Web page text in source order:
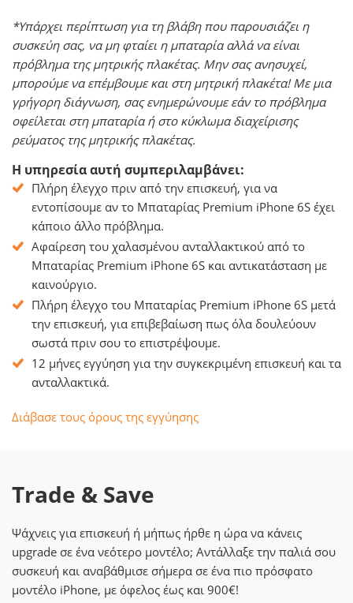
*Υπάρχει περίπτωση για τη βλάβη που παρουσιάζει η
συσκεύη σας, να μη φταίει η μπαταρία αλλά να είναι
πρόβλημα της μητρικής πλακέτας. Μην σας ανησυχεί,
μπορούμε να επέμβουμε και στη μητρική πλακέτα! Με μια
γρήγορη διάγνωση, σας ενημερώνουμε εάν το πρόβλημα
οφείλεται στη μπαταρία ή στο κύκλωμα διαχείρισης
ρεύματος της μητρικής πλακέτας.
Η υπηρεσία αυτή συμπεριλαμβάνει:
Πλήρη έλεγχο πριν από την επισκευή, για να
εντοπίσουμε αν το Μπαταρίας Premium iPhone 6S έχει
κάποιο άλλο πρόβλημα.
Αφαίρεση του χαλασμένου ανταλλακτικού από το
Μπαταρίας Premium iPhone 6S και αντικατάσταση με
καινούργιο.
Πλήρη έλεγχο του Μπαταρίας Premium iPhone 6S μετά
την επισκευή, για επιβεβαίωση πως όλα δουλεύουν
σωστά πριν σου το επιστρέψουμε.
12 μήνες εγγύηση για την συγκεκριμένη επισκευή και τα
ανταλλακτικά.
Διάβασε τους όρους της εγγύησης
Trade & Save
Ψάχνεις για επισκευή ή μήπως ήρθε η ώρα να κάνεις
upgrade σε ένα νεότερο μοντέλο; Αντάλλαξε την παλιά σου
συσκευή και αναβάθμισε σήμερα σε ένα πιο πρόσφατο
μοντέλο iPhone, με όφελος έως και 900€!